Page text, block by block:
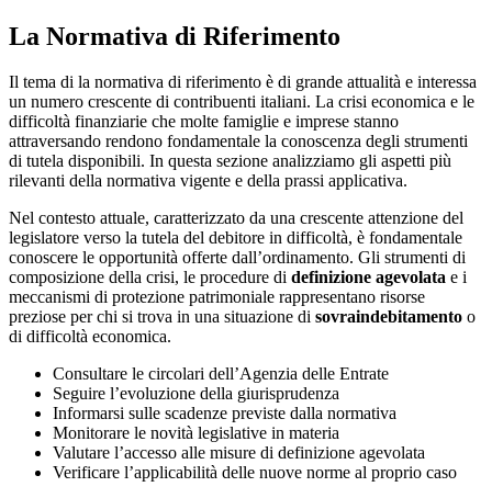
La Normativa di Riferimento
Il tema di la normativa di riferimento è di grande attualità e interessa
un numero crescente di contribuenti italiani. La crisi economica e le
difficoltà finanziarie che molte famiglie e imprese stanno
attraversando rendono fondamentale la conoscenza degli strumenti
di tutela disponibili. In questa sezione analizziamo gli aspetti più
rilevanti della normativa vigente e della prassi applicativa.
Nel contesto attuale, caratterizzato da una crescente attenzione del
legislatore verso la tutela del debitore in difficoltà, è fondamentale
conoscere le opportunità offerte dall’ordinamento. Gli strumenti di
composizione della crisi, le procedure di definizione agevolata e i
meccanismi di protezione patrimoniale rappresentano risorse
preziose per chi si trova in una situazione di sovraindebitamento o
di difficoltà economica.
Consultare le circolari dell’Agenzia delle Entrate
Seguire l’evoluzione della giurisprudenza
Informarsi sulle scadenze previste dalla normativa
Monitorare le novità legislative in materia
Valutare l’accesso alle misure di definizione agevolata
Verificare l’applicabilità delle nuove norme al proprio caso